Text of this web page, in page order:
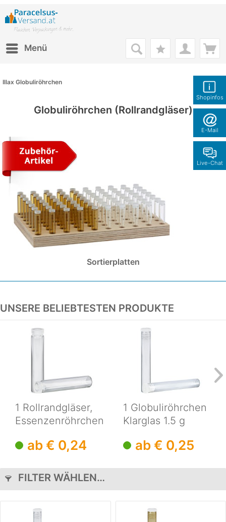
Shopinfos
E-Mail
Live-Chat
Menü
Illax Globuliröhrchen
Globuliröhrchen (Rollrandgläser)
Sortierplatten
UNSERE BELIEBTESTEN PRODUKTE
1 Rollrandgläser,
Essenzenröhrchen
ab € 0,24
1 Globuliröhrchen
Klarglas 1.5 g
ab € 0,25
FILTER WÄHLEN…